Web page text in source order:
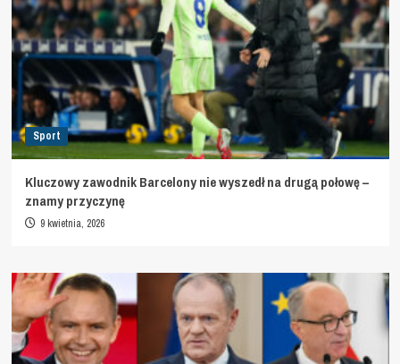
Sport
Kluczowy zawodnik Barcelony nie wyszedł na drugą połowę –
znamy przyczynę
9 kwietnia, 2026